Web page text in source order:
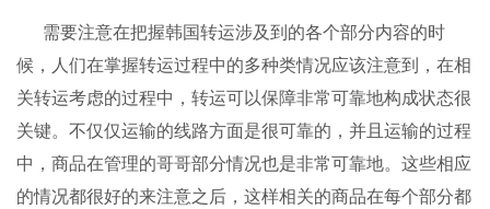
需要注意在把握韩国转运涉及到的各个部分内容的时
候，人们在掌握转运过程中的多种类情况应该注意到，在相
关转运考虑的过程中，转运可以保障非常可靠地构成状态很
关键。不仅仅运输的线路方面是很可靠的，并且运输的过程
中，商品在管理的哥哥部分情况也是非常可靠地。这些相应
的情况都很好的来注意之后，这样相关的商品在每个部分都